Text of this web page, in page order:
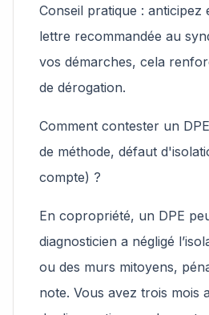
Conseil pratique : anticipez
lettre recommandée au
vos démarches, cela
de dérogation.
Comment contester un
de méthode, défaut
compte) ?
En copropriété, un DPE
diagnosticien a négligé
ou des murs mitoyens,
note. Vous avez trois mois